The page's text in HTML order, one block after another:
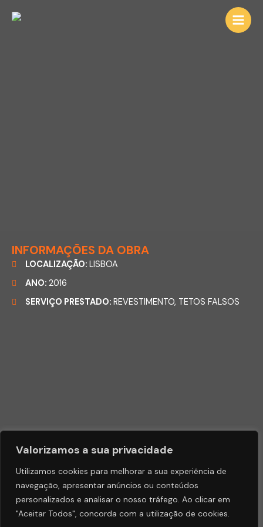
Valorizamos a sua privacidade
Utilizamos cookies para melhorar a sua experiência de
navegação, apresentar anúncios ou conteúdos
personalizados e analisar o nosso tráfego. Ao clicar em
"Aceitar Todos", concorda com a utilização de cookies.
Main
INFORMAÇÕES DA OBRA
LOCALIZAÇÃO: LISBOA
ANO: 2016
SERVIÇO PRESTADO: REVESTIMENTO, TETOS FALSOS
Copyright © 2023 Divamares